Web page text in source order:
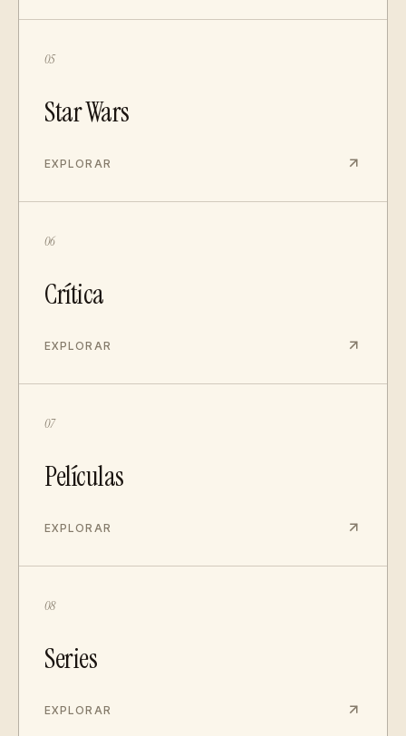
05
Star Wars
EXPLORAR
06
Crítica
EXPLORAR
07
Películas
EXPLORAR
08
Series
EXPLORAR